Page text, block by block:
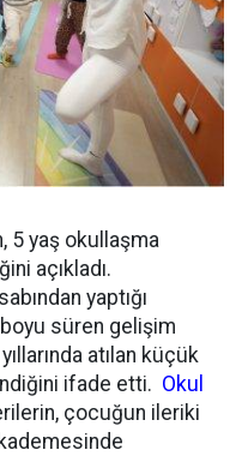
5 yaş okullaşma
açıkladı.
yaptığı
süren gelişim
atılan küçük
ifade etti. Okul
çocuğun ileriki